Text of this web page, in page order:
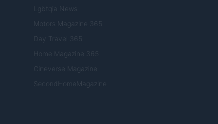
Lgbtqia News
Motors Magazine 365
Day Travel 365
Home Magazine 365
Cineverse Magazine
SecondHomeMagazine